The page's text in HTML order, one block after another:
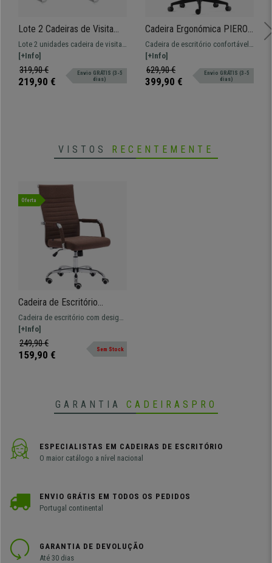
Lote 2 Cadeiras de Visita
SEUL NET, Confortável, Em
Malha e Pele, Cor Verde
Lote 2 unidades cadeira de visita
SEUL NET. Disponível em
diferentes cores para que elegir a
que melhor se adequa ao seu
espaço.
[+Info]
319,90 €
219,90 €
Envio GRÁTIS (3-5
dias)
Cadeira Ergonómica PIERO,
Braços Ajustáveis,
Comodidade, Pele
Verdadeira, Azul
Cadeira de escritório confortável
e ergonómica. Acolchoado de alta
densidade e braços ajustáveis.
[+Info]
629,90 €
399,90 €
Envio GRÁTIS (3-5
dias)
VISTOS RECENTEMENTE
Oferta
Cadeira de Escritório
BERLIM PANO, Design
elegante, Base Metálica, Cor
Castanho
Cadeira de escritório com design
elegante e moderno. Extra
conforto e fabrico de elevada
qualidade.
[+Info]
249,90 €
159,90 € Sem Stock
GARANTIA CADEIRASPRO
ESPECIALISTAS EM CADEIRAS DE ESCRITÓRIO
O maior catálogo a nível nacional
ENVIO GRÁTIS EM TODOS OS PEDIDOS
Portugal continental
GARANTIA DE DEVOLUÇÃO
Até 30 dias